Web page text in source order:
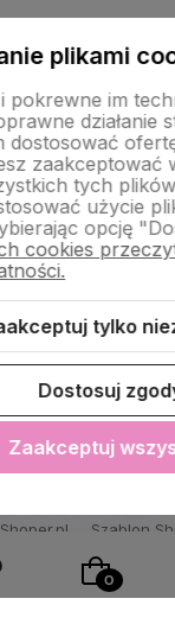
jest chroniona prawem
Szablon
plikami
pokrewne im
działanie
dostosować
zaakceptować
tych
użycie
opcję
cookies
tylko
Dostosuj
Zaakceptuj